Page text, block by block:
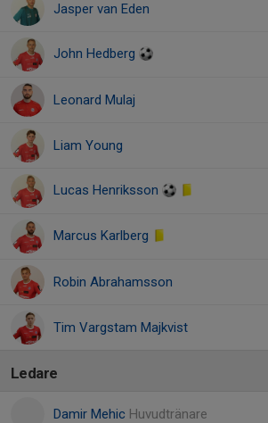
Jasper van Eden
John Hedberg
Leonard Mulaj
Liam Young
Lucas Henriksson
Marcus Karlberg
Robin Abrahamsson
Tim Vargstam Majkvist
Ledare
Damir Mehic Huvudtränare